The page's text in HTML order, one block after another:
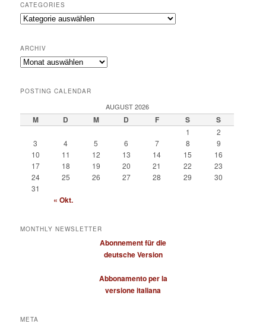
CATEGORIES
Categories
ARCHIV
Archiv
POSTING CALENDAR
AUGUST 2026
M D M D F S S
1
2
3
4 5 6 7 8
9
10
11 12 13 14 15
16
17
18 19 20 21 22
23
24
25 26 27 28 29
30
31
« Okt.
MONTHLY NEWSLETTER
Abonnement für die
deutsche Version
Abbonamento per la
versione italiana
META